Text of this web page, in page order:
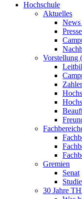
Hochschule
Aktuelles
News
Vorstellung
Gremien
Senat
30 Jahre